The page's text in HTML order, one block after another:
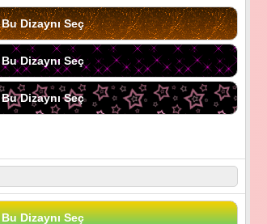
Bu Dizaynı Seç
Bu Dizaynı Seç
Bu Dizaynı Seç
Bu Dizaynı Seç